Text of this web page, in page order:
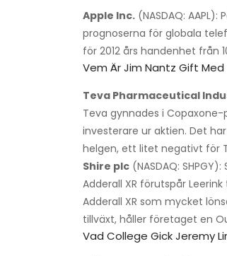
Apple Inc. (NASDAQ:
prognoserna för globala
för 2012 års handenhet från
Vem Är Jim Nantz Gift Med
Teva Pharmaceutical
Teva gynnades i
investerare ur aktien. Det
helgen, ett litet negativt för
Shire plc (NASDAQ:
Adderall XR förutspår
Adderall XR som mycket
tillväxt, håller företaget en
Vad College Gick Jeremy